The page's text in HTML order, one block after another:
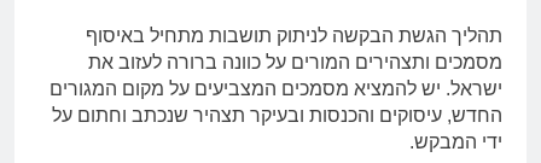
תהליך הגשת הבקשה לניתוק תושבות מתחיל באיסוף
מסמכים ותצהירים המורים על כוונה ברורה לעזוב את
ישראל. יש להמציא מסמכים המצביעים על מקום המגורים
החדש, עיסוקים והכנסות ובעיקר תצהיר שנכתב וחתום על
ידי המבקש.